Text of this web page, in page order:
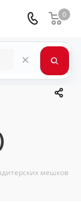
0
×
мешков